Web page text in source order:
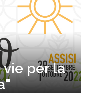
vie per la